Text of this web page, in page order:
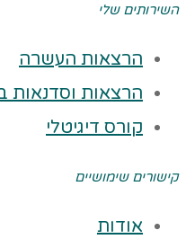
השירותים שלי
הרצאות העשרה
הרצאות וסדנאות
קורס דיגיטלי
קישורים שימושיים
אודות